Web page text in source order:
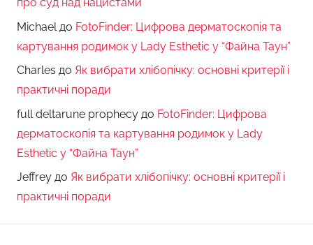
про суд над нацистами
Michael до FotoFinder: Цифрова дерматоскопія та
картування родимок у Lady Esthetic у “Файна Таун”
Charles до Як вибрати хлібопічку: основні критерії і
практичні поради
full deltarune prophecy до FotoFinder: Цифрова
дерматоскопія та картування родимок у Lady
Esthetic у “Файна Таун”
Jeffrey до Як вибрати хлібопічку: основні критерії і
практичні поради